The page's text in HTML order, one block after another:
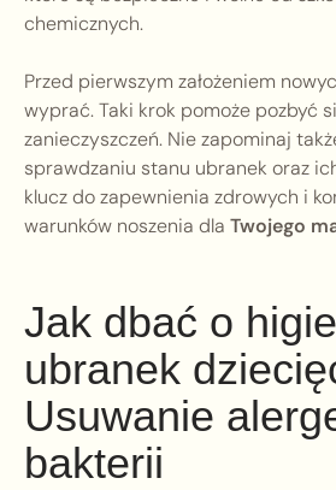
chemicznych.
Przed pierwszym założeniem
wyprać. Taki krok pomoże pozbyć
zanieczyszczeń. Nie zapominaj
sprawdzaniu stanu ubranek oraz
klucz do zapewnienia zdrowych i
warunków noszenia dla Twojego
Jak dbać o
ubranek
Usuwanie
bakterii